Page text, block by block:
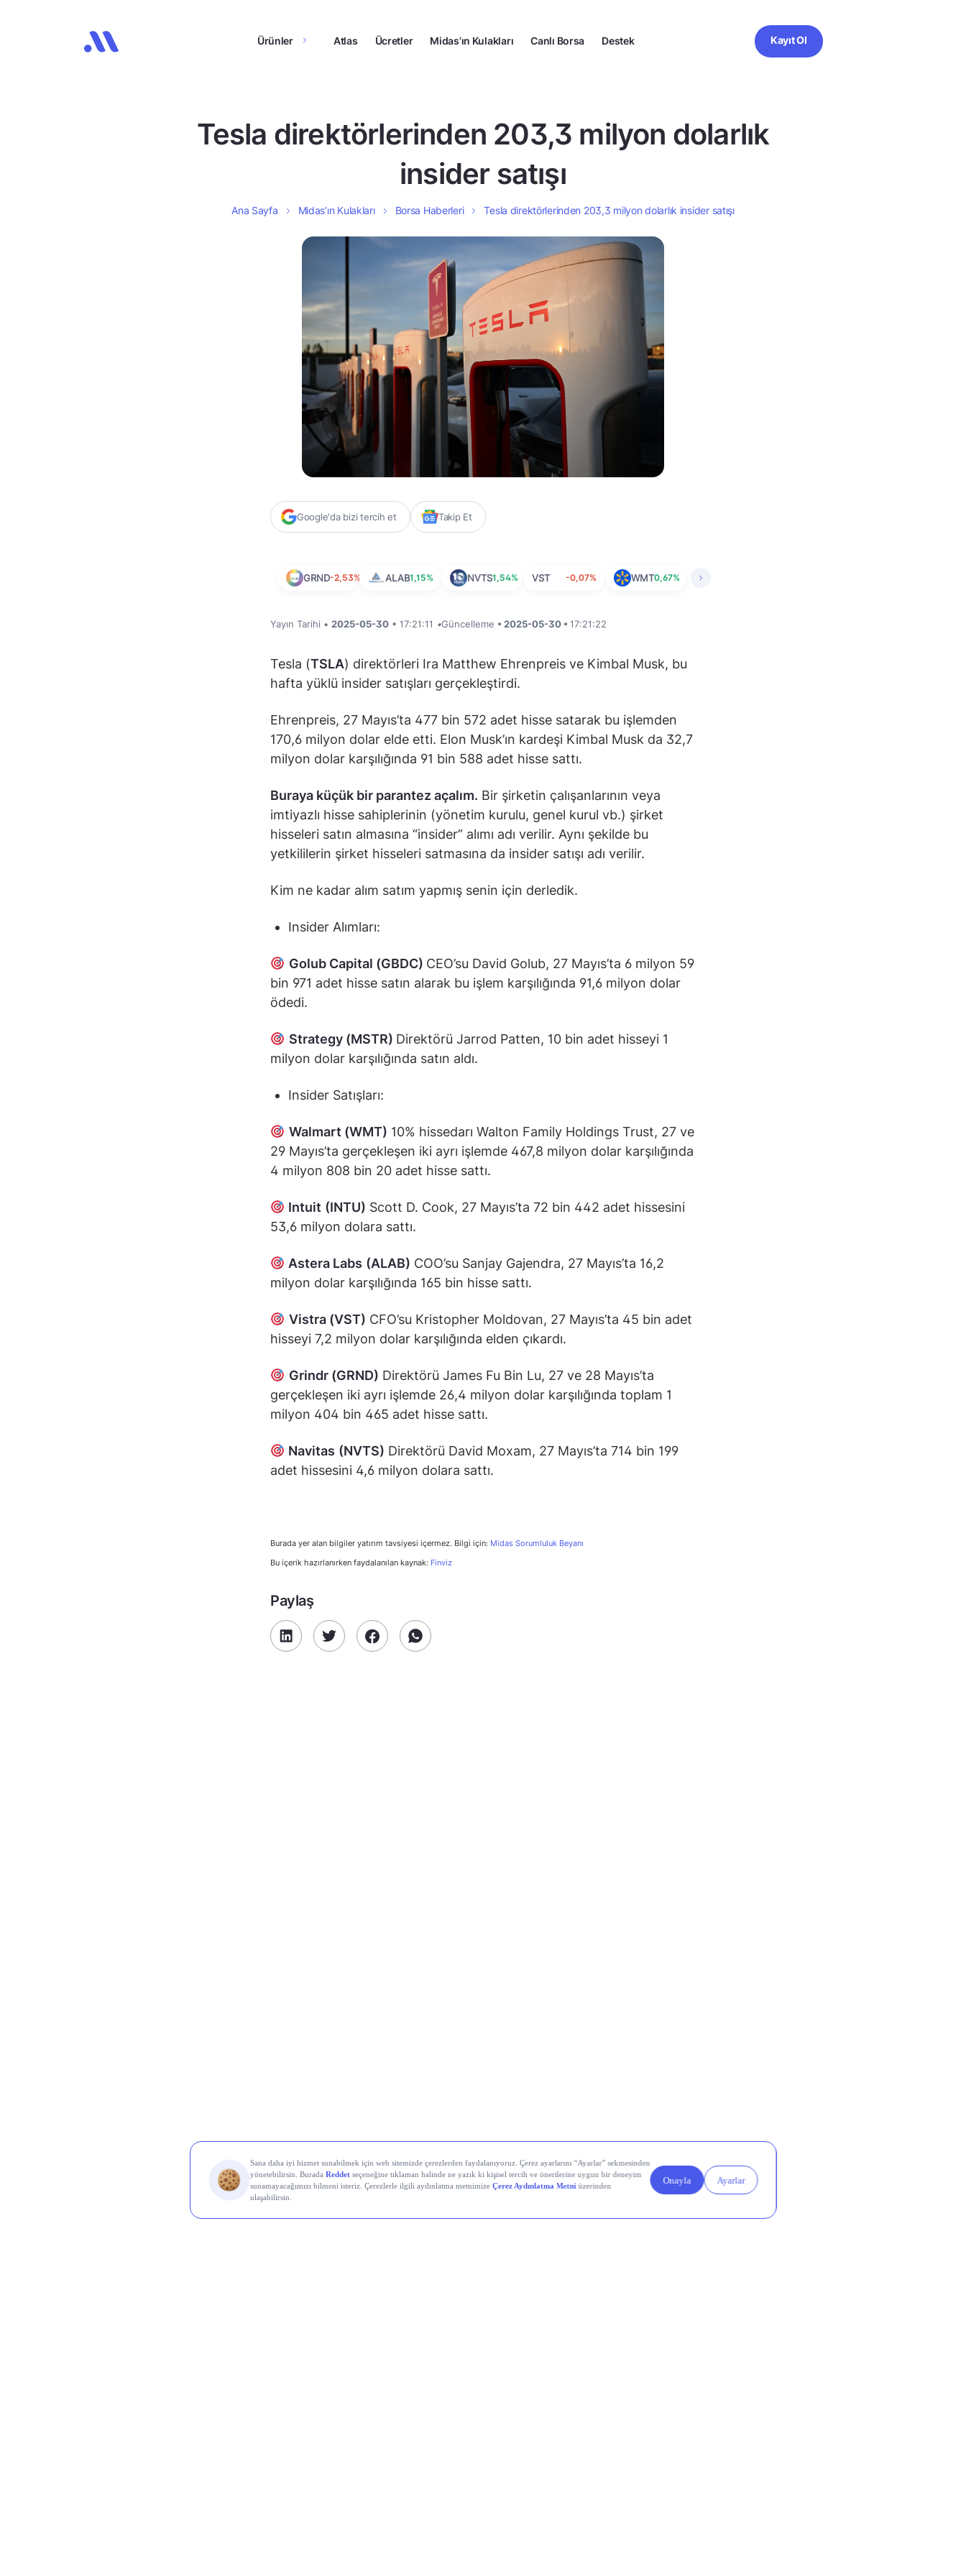
Ürünler Atlas Ücretler Midas’ın Kulakları Canlı Borsa Destek Kayıt Ol
Tesla direktörlerinden 203,3 milyon dolarlık
insider satışı
Ana Sayfa Midas’ın Kulakları Borsa Haberleri Tesla direktörlerinden 203,3 milyon dolarlık insider satışı
Google'da bizi tercih et Takip Et
GRND-2,53% ALAB1,15% NVTS1,54% VST -0,07% WMT0,67%
Yayın Tarihi • 2025-05-30 • 17:21:11 •Güncelleme • 2025-05-30 • 17:21:22
Tesla (TSLA) direktörleri Ira Matthew Ehrenpreis ve Kimbal Musk, bu
hafta yüklü insider satışları gerçekleştirdi.
Ehrenpreis, 27 Mayıs’ta 477 bin 572 adet hisse satarak bu işlemden
170,6 milyon dolar elde etti. Elon Musk’ın kardeşi Kimbal Musk da 32,7
milyon dolar karşılığında 91 bin 588 adet hisse sattı.
Buraya küçük bir parantez açalım. Bir şirketin çalışanlarının veya
imtiyazlı hisse sahiplerinin (yönetim kurulu, genel kurul vb.) şirket
hisseleri satın almasına “insider” alımı adı verilir. Aynı şekilde bu
yetkililerin şirket hisseleri satmasına da insider satışı adı verilir.
Kim ne kadar alım satım yapmış senin için derledik.
Insider Alımları:
Golub Capital (GBDC) CEO’su David Golub, 27 Mayıs’ta 6 milyon 59
bin 971 adet hisse satın alarak bu işlem karşılığında 91,6 milyon dolar
ödedi.
Strategy (MSTR) Direktörü Jarrod Patten, 10 bin adet hisseyi 1
milyon dolar karşılığında satın aldı.
Insider Satışları:
Walmart (WMT) 10% hissedarı Walton Family Holdings Trust, 27 ve
29 Mayıs’ta gerçekleşen iki ayrı işlemde 467,8 milyon dolar karşılığında
4 milyon 808 bin 20 adet hisse sattı.
Intuit (INTU) Scott D. Cook, 27 Mayıs’ta 72 bin 442 adet hissesini
53,6 milyon dolara sattı.
Astera Labs (ALAB) COO’su Sanjay Gajendra, 27 Mayıs’ta 16,2
milyon dolar karşılığında 165 bin hisse sattı.
Vistra (VST) CFO’su Kristopher Moldovan, 27 Mayıs’ta 45 bin adet
hisseyi 7,2 milyon dolar karşılığında elden çıkardı.
Grindr (GRND) Direktörü James Fu Bin Lu, 27 ve 28 Mayıs’ta
gerçekleşen iki ayrı işlemde 26,4 milyon dolar karşılığında toplam 1
milyon 404 bin 465 adet hisse sattı.
Navitas (NVTS) Direktörü David Moxam, 27 Mayıs’ta 714 bin 199
adet hissesini 4,6 milyon dolara sattı.
Burada yer alan bilgiler yatırım tavsiyesi içermez. Bilgi için: Midas Sorumluluk Beyanı
Bu içerik hazırlanırken faydalanılan kaynak: Finviz
Paylaş